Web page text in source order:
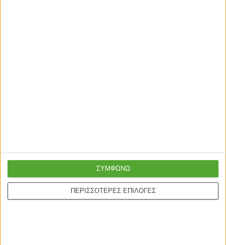
ΠΕΡΙΣΣΟΤΕΡΕΣ ΕΠΙΛΟΓΕΣ
ΣΥΜΦΩΝΩ